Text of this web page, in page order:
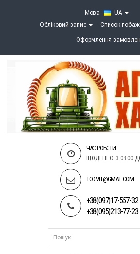
Мова
UA
Обліковий запис
Список
Оформлення
ЧАС РОБОТИ:
ЩОДЕННО З 08:00
TOD.VIT@GMAIL.COM
+38(097)17-557-32
+38(095)213-77-23